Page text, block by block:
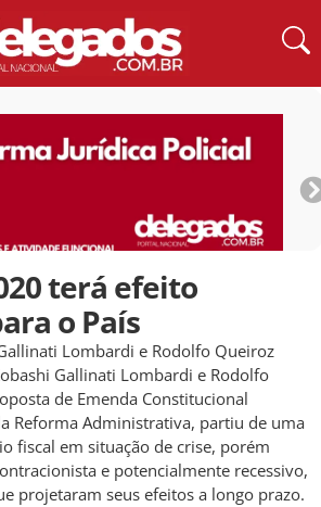
terá efeito
o País
Lombardi e Rodolfo Queiroz
Gallinati Lombardi e Rodolfo
de Emenda Constitucional
Reforma Administrativa, partiu de uma
fiscal em situação de crise, porém
e potencialmente recessivo,
projetaram seus efeitos a longo prazo.